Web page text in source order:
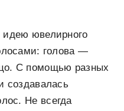
ювелирного
голова —
С помощью разных
создавалась
Не всегда